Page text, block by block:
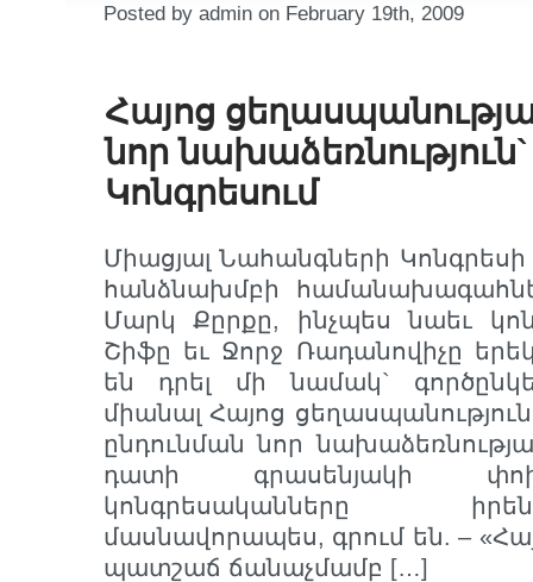
Posted by admin on February 19th, 2009
Հայոց
նոր
Կոնգրեսում
Միացյալ Նահանգների
հանձնախմբի
Մարկ Քըրքը, ինչպես նաեւ
Շիֆը եւ Ջորջ Ռադանովիչը
են դրել մի նամակ`
միանալ Հայոց
ընդունման նոր
դատի գրասենյակի
կոնգրեսականները
մասնավորապես, գրում են. –
պատշաճ ճանաչմամբ […]